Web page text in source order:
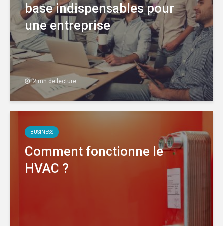
base indispensables pour
une entreprise
2 mn de lecture
BUSINESS
Comment fonctionne le
HVAC ?